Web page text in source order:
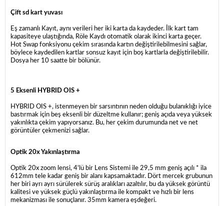
Çift sd kart yuvası
Eş zamanlı Kayıt, aynı verileri her iki karta da kaydeder. İlk kart tam
kapasiteye ulaştığında, Röle Kaydı otomatik olarak ikinci karta geçer.
Hot Swap fonksiyonu çekim sırasında kartın değiştirilebilmesini sağlar,
böylece kaydedilen kartlar sonsuz kayıt için boş kartlarla değiştirilebilir.
Dosya her 10 saatte bir bölünür.
5 Eksenli HYBRID OIS +
HYBRID OIS +, istenmeyen bir sarsıntının neden olduğu bulanıklığı iyice
bastırmak için beş eksenli bir düzeltme kullanır; geniş açıda veya yüksek
yakınlıkta çekim yapıyorsanız. Bu, her çekim durumunda net ve net
görüntüler çekmenizi sağlar.
Optik 20x Yakınlaştırma
Optik 20x zoom lensi, 4'lü bir Lens Sistemi ile 29,5 mm geniş açılı * ila
612mm tele kadar geniş bir alanı kapsamaktadır. Dört mercek grubunun
her biri ayrı ayrı sürülerek sürüş aralıkları azaltılır, bu da yüksek görüntü
kalitesi ve yüksek güçlü yakınlaştırma ile kompakt ve hızlı bir lens
mekanizması ile sonuçlanır. 35mm kamera eşdeğeri.